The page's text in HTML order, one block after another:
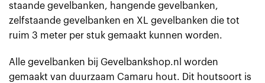
staande gevelbanken, hangende gevelbanken,
zelfstaande gevelbanken en XL gevelbanken die tot
ruim 3 meter per stuk gemaakt kunnen worden.
Alle gevelbanken bij Gevelbankshop.nl worden
gemaakt van duurzaam Camaru hout. Dit houtsoort is